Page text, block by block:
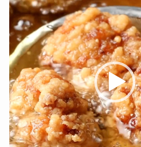
プ
レ
ー
ヤ
ー